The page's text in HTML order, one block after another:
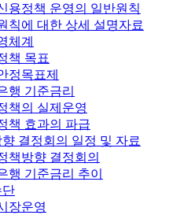
용정책 운영의 일반원칙
칙에 대한 상세 설명자료
체계
책 목표
정목표제
행 기준금리
책의 실제운영
책 효과의 파급
결정회의 일정 및 자료
책방향 결정회의
행 기준금리 추이
단
장운영